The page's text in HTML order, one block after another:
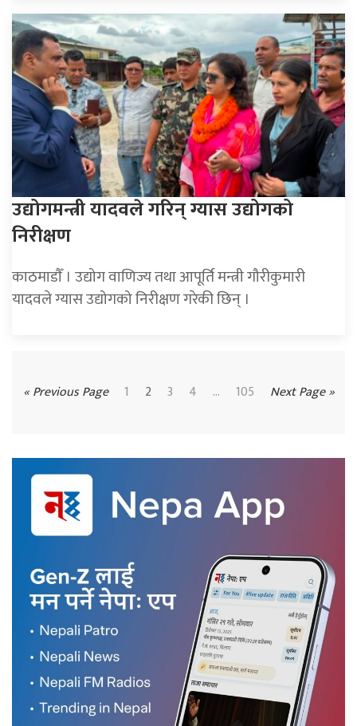
उद्योगमन्त्री यादवले गरिन् ग्यास उद्योगको
निरीक्षण
काठमाडाैँ । उद्योग वाणिज्य तथा आपूर्ति मन्त्री गौरीकुमारी
यादवले ग्यास उद्योगको निरीक्षण गरेकी छिन् ।
« Previous Page 1 2 3 4 ... 105 Next Page »